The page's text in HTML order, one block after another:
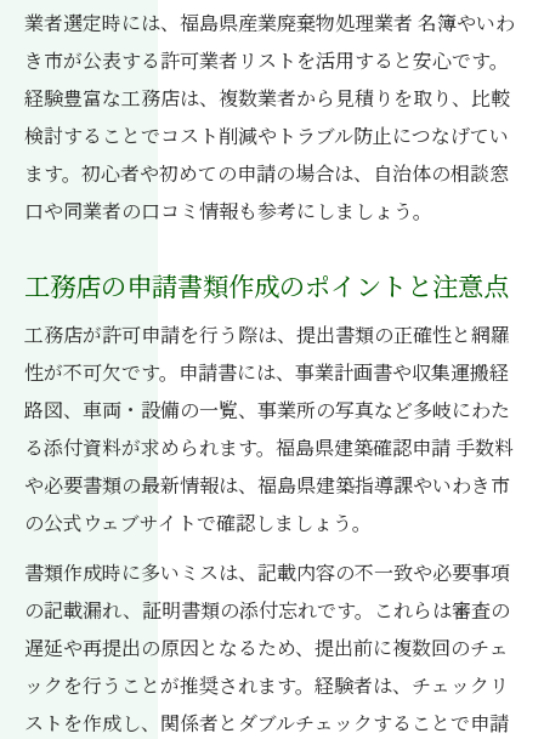
業者選定時には、福島県産業廃棄物処理業者 名簿やいわ
き市が公表する許可業者リストを活用すると安心です。
経験豊富な工務店は、複数業者から見積りを取り、比較
検討することでコスト削減やトラブル防止につなげてい
ます。初心者や初めての申請の場合は、自治体の相談窓
口や同業者の口コミ情報も参考にしましょう。
工務店の申請書類作成のポイントと注意点
工務店が許可申請を行う際は、提出書類の正確性と網羅
性が不可欠です。申請書には、事業計画書や収集運搬経
路図、車両・設備の一覧、事業所の写真など多岐にわた
る添付資料が求められます。福島県建築確認申請 手数料
や必要書類の最新情報は、福島県建築指導課やいわき市
の公式ウェブサイトで確認しましょう。
書類作成時に多いミスは、記載内容の不一致や必要事項
の記載漏れ、証明書類の添付忘れです。これらは審査の
遅延や再提出の原因となるため、提出前に複数回のチェ
ックを行うことが推奨されます。経験者は、チェックリ
ストを作成し、関係者とダブルチェックすることで申請